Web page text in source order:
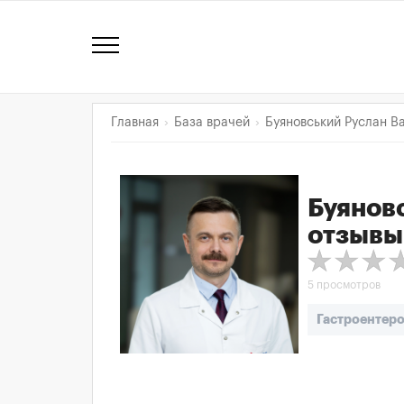
Главная База врачей Буяновський Руслан
отзывы
5 просмотров